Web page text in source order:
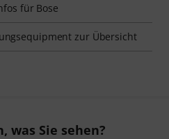
für Bose
zur Übersicht
was Sie sehen?